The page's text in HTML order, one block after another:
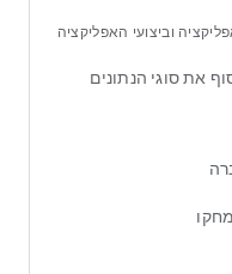
וביצועי האפליקציה
את סוגי הנתונים